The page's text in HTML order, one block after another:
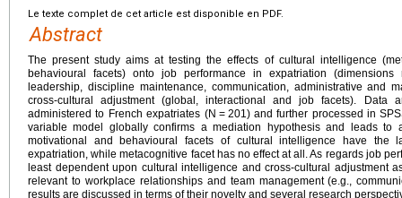
Le texte complet de cet article est disponible en PDF.
Abstract
The present study aims at testing the effects of cultural intelligence
behavioural facets) onto job performance in expatriation (dimensions
leadership, discipline maintenance, communication, administrative and
cross-cultural adjustment (global, interactional and job facets). Data
administered to French expatriates (N = 201) and further processed in
variable model globally confirms a mediation hypothesis and leads to
motivational and behavioural facets of cultural intelligence have the
expatriation, while metacognitive facet has no effect at all. As regards job
least dependent upon cultural intelligence and cross-cultural adjustment
relevant to workplace relationships and team management (e.g.,
results are discussed in terms of their novelty and several research